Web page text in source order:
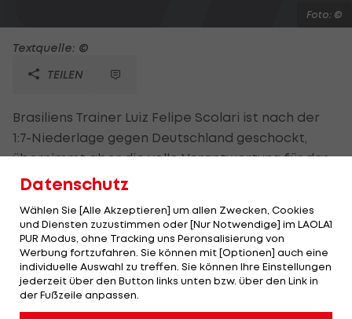
Foto: ©
Textquelle: ©
TEILEN
Brasiliens Trainer Luiz Felipe Scolari ist nach der
1:7-Niederlage gegen Deutschland geschockt,
übernimmt aber die volle Verantwortung für das
Debakel. "Das ist die schlimmste Niederlage aller
der Verantwortliche", sagt der 65-Jährige. Auf das
Fehlen Neymars will er sich nicht hinausreden. "Es
gibt nicht irgendeinen Grund zu glauben, dass mit
Neymar alles anders gewesen wäre. Der ist
Stürmer, der ist nicht hinten."
Datenschutz
Wählen Sie [Alle Akzeptieren] um allen Zwecken, Cookies
und Diensten zuzustimmen oder [Nur Notwendige] im LAOLA1
PUR Modus, ohne Tracking uns Peronsalisierung von
Werbung fortzufahren. Sie können mit [Optionen] auch eine
individuelle Auswahl zu treffen. Sie können Ihre Einstellungen
jederzeit über den Button links unten bzw. über den Link in
der Fußzeile anpassen.